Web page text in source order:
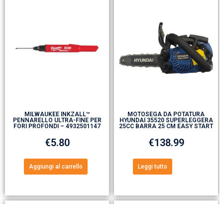
MILWAUKEE INKZALL™
PENNARELLO ULTRA-FINE PER
FORI PROFONDI – 4932501147
€5.80
Aggiungi al carrello
MOTOSEGA DA POTATURA
HYUNDAI 35520 SUPERLEGGERA
25CC BARRA 25 CM EASY START
€138.99
Leggi tutto